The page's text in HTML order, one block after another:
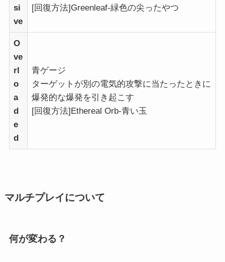
si
ve
[回復方法]Greenleaf-緑色の尖ったやつ
O
ve
rl
o
a
d
e
d
青ゲージ
ターゲットが別の電気的攻撃に当たったときに
爆発的な爆発を引き起こす
[回復方法]Ethereal Orb-青い玉
マルチプレイについて
何が変わる？